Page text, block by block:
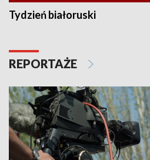
Tydzień białoruski
REPORTAŻE